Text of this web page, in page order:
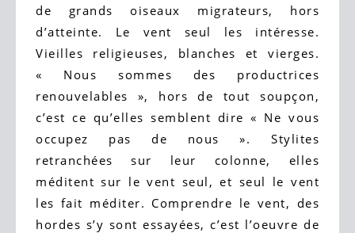
de grands oiseaux migrateurs, hors
d’atteinte. Le vent seul les intéresse.
Vieilles religieuses, blanches et vierges.
« Nous sommes des productrices
renouvelables », hors de tout soupçon,
c’est ce qu’elles semblent dire « Ne vous
occupez pas de nous ». Stylites
retranchées sur leur colonne, elles
méditent sur le vent seul, et seul le vent
les fait méditer. Comprendre le vent, des
hordes s’y sont essayées, c’est l’oeuvre de